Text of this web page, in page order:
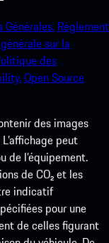
Règlement
sur la
des
Open Source
des images
peut
de l’équipement.
de CO₂ et les
indicatif
pour une
de celles figurant